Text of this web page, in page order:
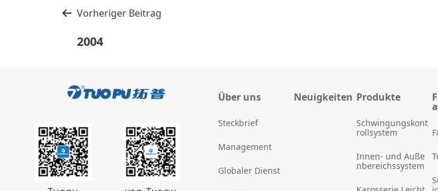
文
章
航
Vorheriger Beitrag
2004
Über uns
Steckbrief
Management
Globaler Dienst
Neuigkeiten Produkte
Schwingungskont
rollsystem
Innen- und Auße
nbereichssystem